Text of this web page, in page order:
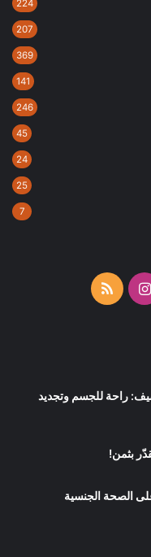
224
207
369
141
246
45
24
25
7
انستقرامملخص
راحة للجسم وتجديد
بثمن!
الصحة الجنسية